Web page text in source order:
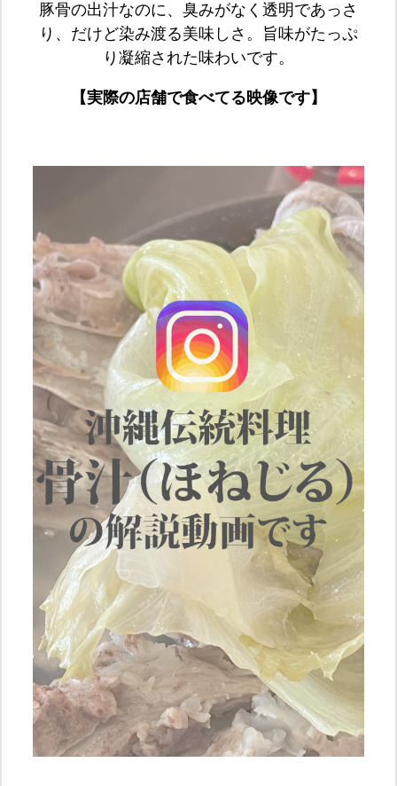
豚骨の出汁なのに、臭みがなく透明であっさ
り、だけど染み渡る美味しさ。旨味がたっぷ
り凝縮された味わいです。
【実際の店舗で食べてる映像です】